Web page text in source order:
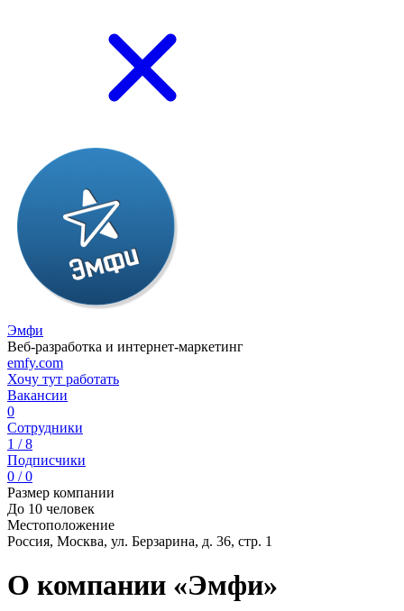
Эмфи
Веб-разработка и интернет-маркетинг
emfy.com
Хочу тут работать
Вакансии
0
Сотрудники
1 / 8
Подписчики
0 / 0
Размер компании
До 10 человек
Местоположение
Россия, Москва, ул. Берзарина, д. 36, стр. 1
О компании «Эмфи»